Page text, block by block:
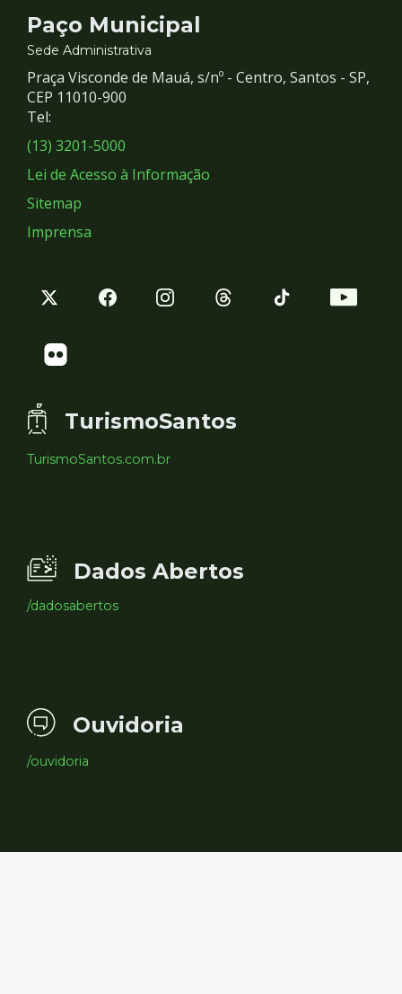
Contato
e
Redes
Sociais
Paço Municipal
Sede Administrativa
Praça Visconde de Mauá, s/nº - Centro, Santos - SP,
CEP 11010-900
Tel:
(13) 3201-5000
Lei de Acesso à Informação
Sitemap
Imprensa
TurismoSantos
TurismoSantos.com.br
Dados Abertos
/dadosabertos
Ouvidoria
/ouvidoria